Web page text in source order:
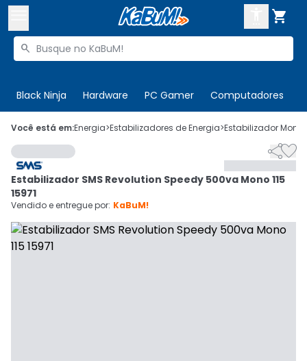

Buscar produtos

Black Ninja Hardware PC Gamer Computadores
 Olá. Acesse sua conta
 Departamentos
 Cupons
 Ativar tradutor em libras
CADASTRE-SE
Você está em:Energia>Estabilizadores de Energia>Estabilizador Mono

Estabilizador SMS Revolution Speedy 500va Mono 115
15971
Vendido e entregue por: KaBuM!